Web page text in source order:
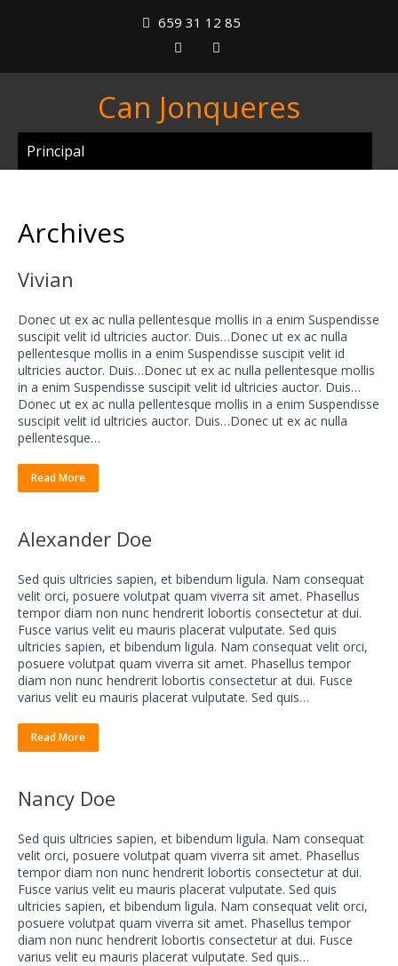
659 31 12 85
Can Jonqueres
Principal
Archives
Vivian
Donec ut ex ac nulla pellentesque mollis in a enim Suspendisse
suscipit velit id ultricies auctor. Duis…Donec ut ex ac nulla
pellentesque mollis in a enim Suspendisse suscipit velit id
ultricies auctor. Duis…Donec ut ex ac nulla pellentesque mollis
in a enim Suspendisse suscipit velit id ultricies auctor. Duis…
Donec ut ex ac nulla pellentesque mollis in a enim Suspendisse
suscipit velit id ultricies auctor. Duis…Donec ut ex ac nulla
pellentesque…
Read More
Alexander Doe
Sed quis ultricies sapien, et bibendum ligula. Nam consequat
velit orci, posuere volutpat quam viverra sit amet. Phasellus
tempor diam non nunc hendrerit lobortis consectetur at dui.
Fusce varius velit eu mauris placerat vulputate. Sed quis
ultricies sapien, et bibendum ligula. Nam consequat velit orci,
posuere volutpat quam viverra sit amet. Phasellus tempor
diam non nunc hendrerit lobortis consectetur at dui. Fusce
varius velit eu mauris placerat vulputate. Sed quis…
Read More
Nancy Doe
Sed quis ultricies sapien, et bibendum ligula. Nam consequat
velit orci, posuere volutpat quam viverra sit amet. Phasellus
tempor diam non nunc hendrerit lobortis consectetur at dui.
Fusce varius velit eu mauris placerat vulputate. Sed quis
ultricies sapien, et bibendum ligula. Nam consequat velit orci,
posuere volutpat quam viverra sit amet. Phasellus tempor
diam non nunc hendrerit lobortis consectetur at dui. Fusce
varius velit eu mauris placerat vulputate. Sed quis…